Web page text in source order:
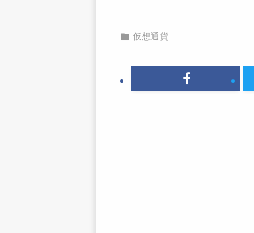
仮想通貨